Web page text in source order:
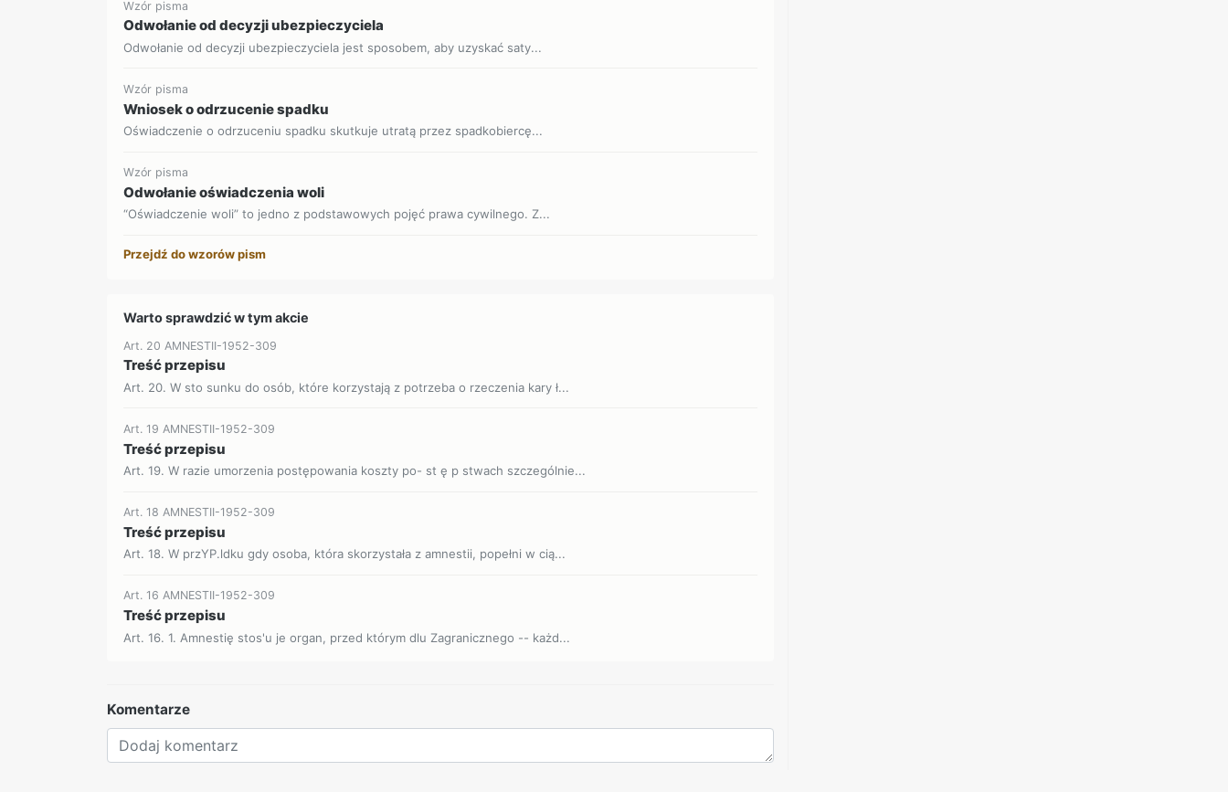
Wzór pisma
Odwołanie od decyzji ubezpieczyciela
Odwołanie od decyzji ubezpieczyciela jest sposobem, aby uzyskać saty...
Wzór pisma
Wniosek o odrzucenie spadku
Oświadczenie o odrzuceniu spadku skutkuje utratą przez spadkobiercę...
Wzór pisma
Odwołanie oświadczenia woli
“Oświadczenie woli” to jedno z podstawowych pojęć prawa cywilnego. Z...
Przejdź do wzorów pism
Warto sprawdzić w tym akcie
Art. 20 AMNESTII-1952-309
Treść przepisu
Art. 20. W sto sunku do osób, które korzystają z potrzeba o rzeczenia kary ł...
Art. 19 AMNESTII-1952-309
Treść przepisu
Art. 19. W razie umorzenia postępowania koszty po- st ę p stwach szczególnie...
Art. 18 AMNESTII-1952-309
Treść przepisu
Art. 18. W przYP.ldku gdy osoba, która skorzystała z amnestii, popełni w cią...
Art. 16 AMNESTII-1952-309
Treść przepisu
Art. 16. 1. Amnestię stos'u je organ, przed którym dlu Zagranicznego -- każd...
Komentarze